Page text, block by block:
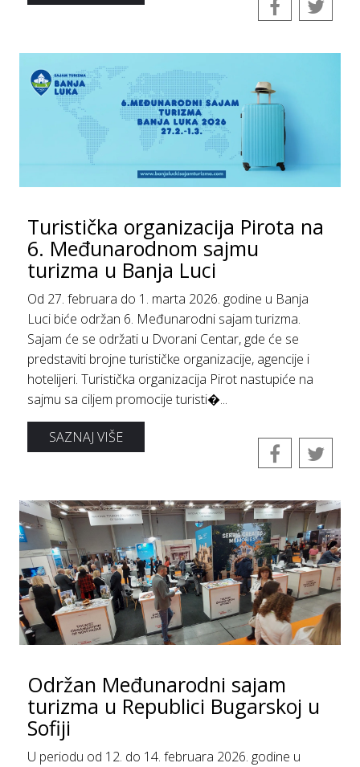
Turistička organizacija Pirota na
6. Međunarodnom sajmu
turizma u Banja Luci
Od 27. februara do 1. marta 2026. godine u Banja
Luci biće održan 6. Međunarodni sajam turizma.
Sajam će se održati u Dvorani Centar, gde će se
predstaviti brojne turističke organizacije, agencije i
hotelijeri. Turistička organizacija Pirot nastupiće na
sajmu sa ciljem promocije turisti�...
SAZNAJ VIŠE
Održan Međunarodni sajam
turizma u Republici Bugarskoj u
Sofiji
U periodu od 12. do 14. februara 2026. godine u